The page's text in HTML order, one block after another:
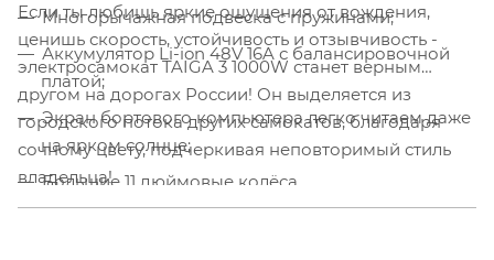
Многорычажная подвеска с пружинами;
Аккумулятор Li-ion 48V 16A с балансировочной
платой;
Экран бортового компьютера легко читаем даже
на ярком солнце;
Большие 11 дюймовые колёса.
Если ты любишь яркие ощущения от вождения,
ценишь скорость, устойчивость и отзывчивость -
электросамокат TAIGA 3 1000W станет верным
другом на дорогах России! Он выделяется из
городского потока других самокатов, благодаря
сочному цвету, подчеркивая неповторимый стиль
владельца!